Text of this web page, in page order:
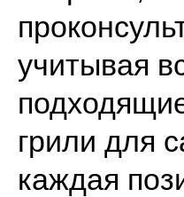
учитывая
грили для
каждая